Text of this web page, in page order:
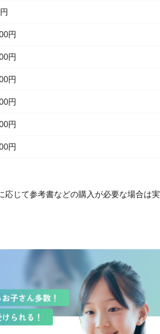
円
円
円
円
円
円
じて参考書などの購入が必要な場合は実